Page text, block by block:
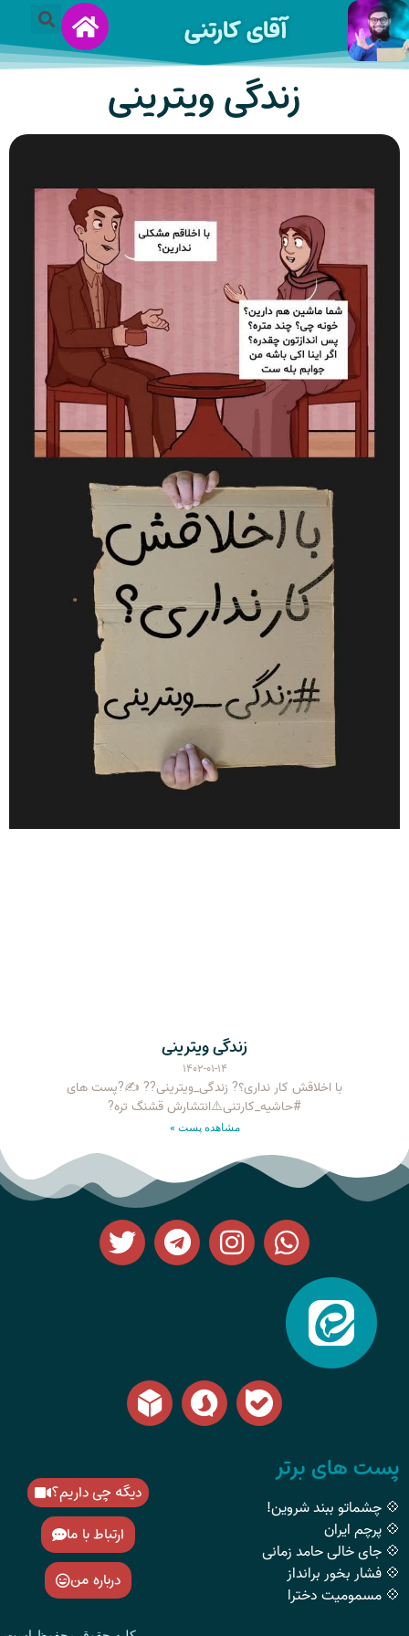
آقای کارتنی
زندگی ویترینی
زندگی ویترینی
۱۴۰۲-۰۱-۱۴
با اخلاقش کار نداری؟? زندگی_ویترینی?? ✍?پست های
#حاشیه_کارتنی⚠️انتشارش قشنگ تره?
مشاهده پست »
پست های برتر
💠 چشماتو ببند شروین!
💠 پرچم ایران
💠 جای خالی حامد زمانی
💠 فشار بخور برانداز
💠 مسمومیت دخترا
دیگه چی داریم؟
ارتباط با ما
درباره من